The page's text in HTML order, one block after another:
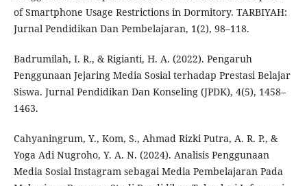
of Smartphone Usage Restrictions in Dormitory. TARBIYAH:
Jurnal Pendidikan Dan Pembelajaran, 1(2), 98–118.
Badrumilah, I. R., & Rigianti, H. A. (2022). Pengaruh
Penggunaan Jejaring Media Sosial terhadap Prestasi Belajar
Siswa. Jurnal Pendidikan Dan Konseling (JPDK), 4(5), 1458–
1463.
Cahyaningrum, Y., Kom, S., Ahmad Rizki Putra, A. R. P., &
Yoga Adi Nugroho, Y. A. N. (2024). Analisis Penggunaan
Media Sosial Instagram sebagai Media Pembelajaran Pada